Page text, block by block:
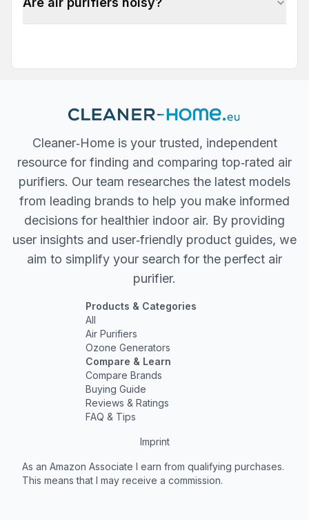
Cleaner‐Home is your trusted, independent
resource for finding and comparing top‐rated air
purifiers. Our team researches the latest models
from leading brands to help you make informed
decisions for healthier indoor air. By providing
user insights and user‐friendly product guides, we
aim to simplify your search for the perfect air
purifier.
Products & Categories
All
Air Purifiers
Ozone Generators
Compare & Learn
Compare Brands
Buying Guide
Reviews & Ratings
FAQ & Tips
Imprint
As an Amazon Associate I earn from qualifying purchases.
This means that I may receive a commission.